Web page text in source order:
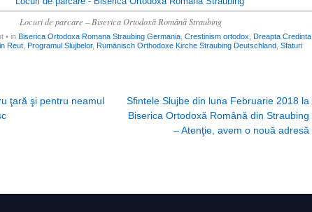
Locuri de parcare – Biserica Ortodoxă Română Straubing
• in Biserica Ortodoxa Romana Straubing Germania Crestinism ortodox, Dreapta Credinta
Reut Programul Slujbelor, Rumänisch Orthodoxe Kirche Straubing Deutschland Sfaturi
ţară şi pentru neamul
Sfintele Slujbe din luna Februarie 2018 la
Biserica Ortodoxă Română din Straubing
– Atenţie, avem o nouă adresă